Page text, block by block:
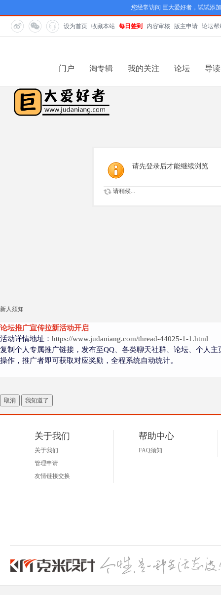
您经常访问 巨大爱好者，试试添
设为首页 收藏本站 每日签到 内容审核 版主申请 论坛帮
门户 淘专辑 我的关注 论坛 导读
请先登录后才能继续浏览
请稍候...
新人须知
论坛推广宣传拉新活动开启
活动详情地址： https://www.judaniang.com/thread-44025-1-1.html
复制个人专属推广链接，发布至QQ、各类聊天社群、论坛、个人
操作，推广者即可获取对应奖励，全程系统自动统计。
取消 我知道了
关于我们
关于我们
管理申请
友情链接交换
帮助中心
FAQ须知